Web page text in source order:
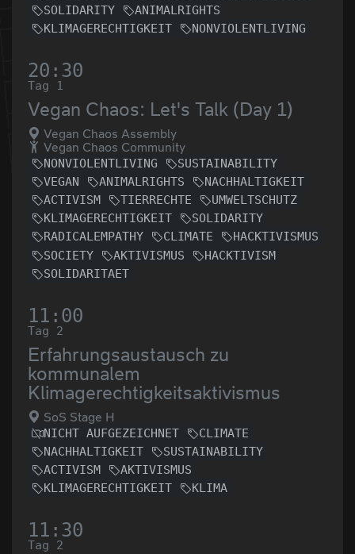
SOLIDARITY
ANIMALRIGHTS
KLIMAGERECHTIGKEIT
NONVIOLENTLIVING
20:30
Tag 1
Vegan Chaos: Let's Talk (Day 1)
Vegan Chaos Assembly
Vegan Chaos Community
NONVIOLENTLIVING
SUSTAINABILITY
VEGAN
ANIMALRIGHTS
NACHHALTIGKEIT
ACTIVISM
TIERRECHTE
UMWELTSCHUTZ
KLIMAGERECHTIGKEIT
SOLIDARITY
RADICALEMPATHY
CLIMATE
HACKTIVISMUS
SOCIETY
AKTIVISMUS
HACKTIVISM
SOLIDARITAET
11:00
Tag 2
Erfahrungsaustausch zu
kommunalem
Klimagerechtigkeitsaktivismus
SoS Stage H
NICHT AUFGEZEICHNET
CLIMATE
NACHHALTIGKEIT
SUSTAINABILITY
ACTIVISM
AKTIVISMUS
KLIMAGERECHTIGKEIT
KLIMA
11:30
Tag 2